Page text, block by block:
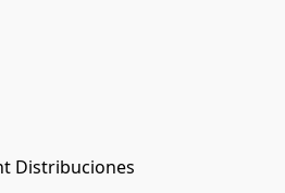
Distribuciones